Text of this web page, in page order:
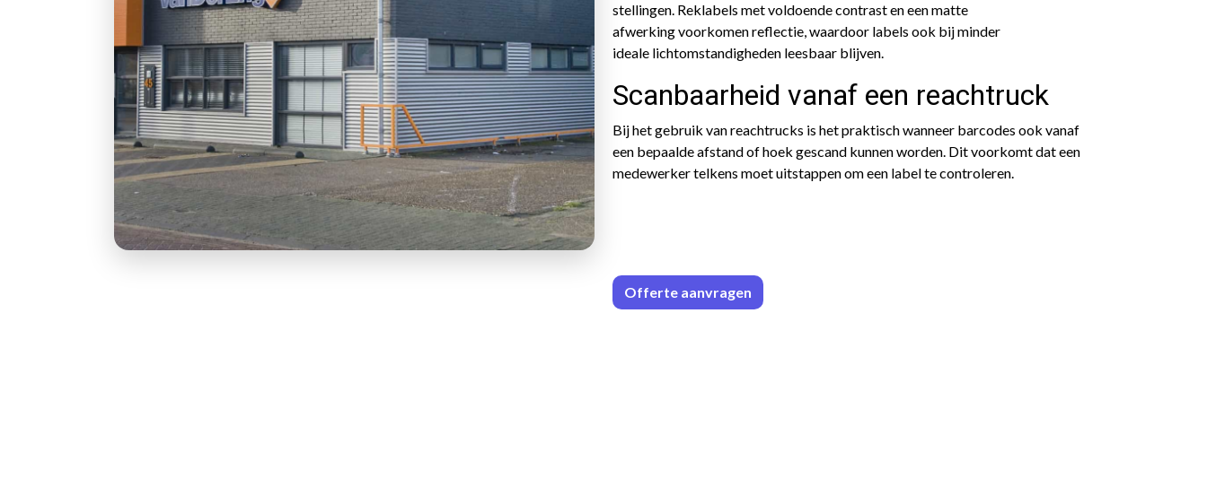
stellingen. Reklabels met voldoende contrast en een matte
afwerking voorkomen reflectie, waardoor labels ook bij minder
ideale lichtomstandigheden leesbaar blijven.
Scanbaarheid vanaf een reachtruck
Bij het gebruik van reachtrucks is het praktisch wanneer barcodes ook vanaf
een bepaalde afstand of hoek gescand kunnen worden. Dit voorkomt dat een
medewerker telkens moet uitstappen om een label te controleren.
Offerte aan​​vrag​​en